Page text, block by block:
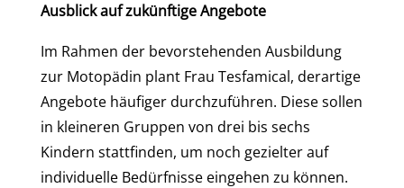
Ausblick auf zukünftige Angebote
Im Rahmen der bevorstehenden Ausbildung
zur Motopädin plant Frau Tesfamical, derartige
Angebote häufiger durchzuführen. Diese sollen
in kleineren Gruppen von drei bis sechs
Kindern stattfinden, um noch gezielter auf
individuelle Bedürfnisse eingehen zu können.